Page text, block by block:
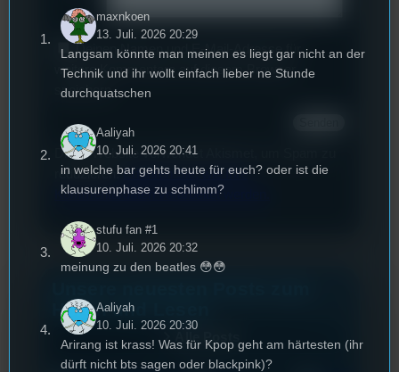
Deinen Namen und E-Mail-Adresse für
weitere Kommentare auf diesem Browser
speichern.
Diese Website verwendet Akismet, um Spam zu
reduzieren.Erfahren Sie, wie Ihre
Kommentardaten verarbeitet werden.
Hören und Lesen
Alle Posts
maxnkoen
13. Juli. 2026 20:29
Langsam könnte man meinen es liegt gar nicht an der
Technik und ihr wollt einfach lieber ne Stunde
durchquatschen
Aaliyah
10. Juli. 2026 20:41
in welche bar gehts heute für euch? oder ist die
klausurenphase zu schlimm?
stufu fan #1
10. Juli. 2026 20:32
meinung zu den beatles 😳😳
Aaliyah
10. Juli. 2026 20:30
Arirang ist krass! Was für Kpop geht am härtesten (ihr
dürft nicht bts sagen oder blackpink)?